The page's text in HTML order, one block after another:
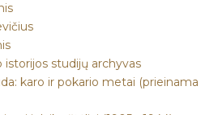
studijų archyvas
karo ir pokario metai (prieinama